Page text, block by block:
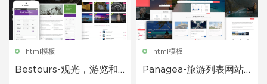
html模板
Bestours-观光，游览和
html模板
Panagea-旅游列表网站h